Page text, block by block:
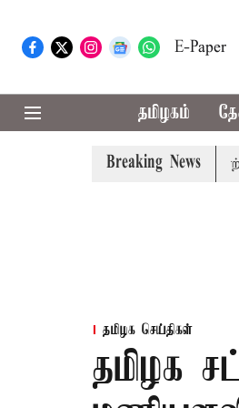
E-Paper
தமிழகம்
Breaking News
மாற்றமா?, தடுமாற்றமா?
தமிழக செய்திகள்
தமிழக